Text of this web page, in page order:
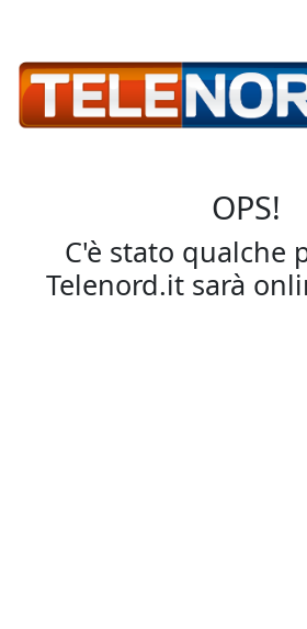
OPS!
C'è stato qualche
Telenord.it sarà